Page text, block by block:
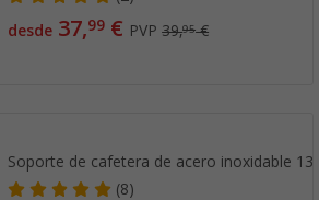
desde 37,99 € PVP39,95€
Soporte de cafetera de acero inoxidable
(8)